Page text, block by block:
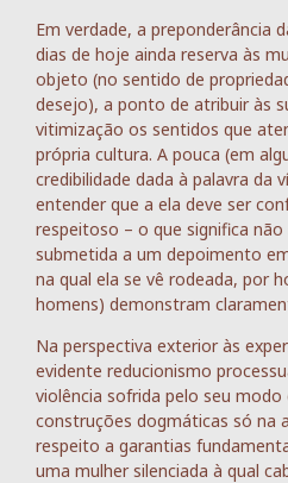
Em verdade, a preponderância
dias de hoje ainda reserva às
objeto (no sentido de
desejo), a ponto de atribuir às
vitimização os sentidos que
própria cultura. A pouca (em
credibilidade dada à palavra da
entender que a ela deve ser
respeitoso – o que significa não
submetida a um depoimento
na qual ela se vê rodeada, por
homens) demonstram
Na perspectiva exterior às
evidente reducionismo
violência sofrida pelo seu
construções dogmáticas só na
respeito a garantias
uma mulher silenciada à qual